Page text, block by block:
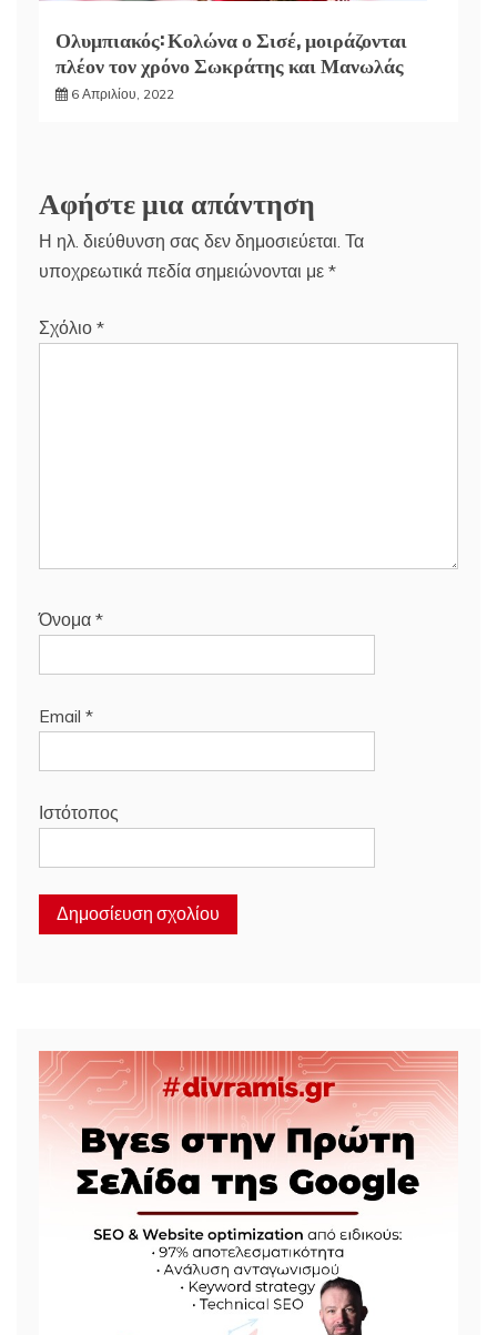
Ολυμπιακός: Κολώνα ο Σισέ, μοιράζονται
πλέον τον χρόνο Σωκράτης και Μανωλάς
6 Απριλίου, 2022
Αφήστε μια απάντηση
Η ηλ. διεύθυνση σας δεν δημοσιεύεται. Τα
υποχρεωτικά πεδία σημειώνονται με *
Σχόλιο *
Όνομα *
Email *
Ιστότοπος